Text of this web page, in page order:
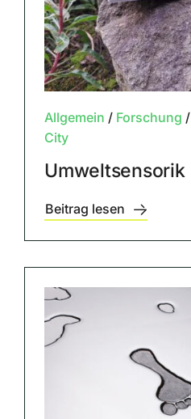
Allgemein / Forschung /
City
Umweltsensorik
Beitrag lesen